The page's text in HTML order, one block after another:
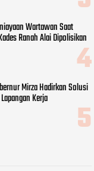
Wartawan Saat
Ranah Alai Dipolisikan
Mirza Hadirkan Solusi
Kerja